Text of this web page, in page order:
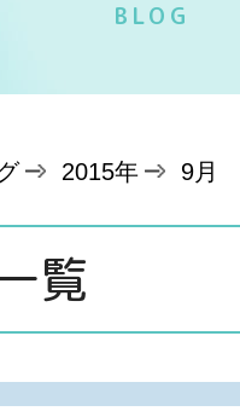
BLOG
2015年 9月
覧